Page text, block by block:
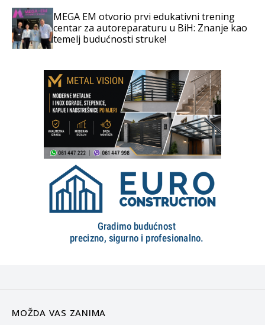
MEGA EM otvorio prvi edukativni trening
centar za autoreparaturu u BiH: Znanje kao
temelj budućnosti struke!
MOŽDA VAS ZANIMA